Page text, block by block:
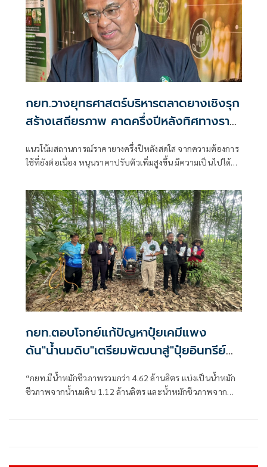
อินทรีย์น้ำแก้ปัญหาน้ำล้นตลาดอย่างยั่งยืน
กยท.วางยุทธศาสตร์บริหารตลาดยางเชิงรุก
สร้างเสถียรภาพ คาดครึ่งปีหลังทิศทางราคา
แนวโน้มสถานการณ์ราคายางครึ่งปีหลังสดใส จากความต้องการ
ใช้ที่ยังต่อเนื่อง หนุนราคาปรับตัวเพิ่มสูงขึ้น มีความเป็นไปได้จะ
จัดการตลาดเชิงรุกเสริมเสถียร ภาพและยกระดับราคายางไทยสู่
จุดสูงสุด
กยท.ตอบโจทย์แก้ปัญหาปุ๋ยเคมีแพง
ดัน"น้ำนมดิบ"เตรียมพัฒนาสู่"ปุ๋ยอินทรีย์
“กยท.มีน้ำหมักชีวภาพรวมกว่า 4.62 ล้านลิตร แบ่งเป็นน้ำหมัก
ชีวภาพจากน้ำนมดิบ 1.12 ล้านลิตร และน้ำหมักชีวภาพจาก